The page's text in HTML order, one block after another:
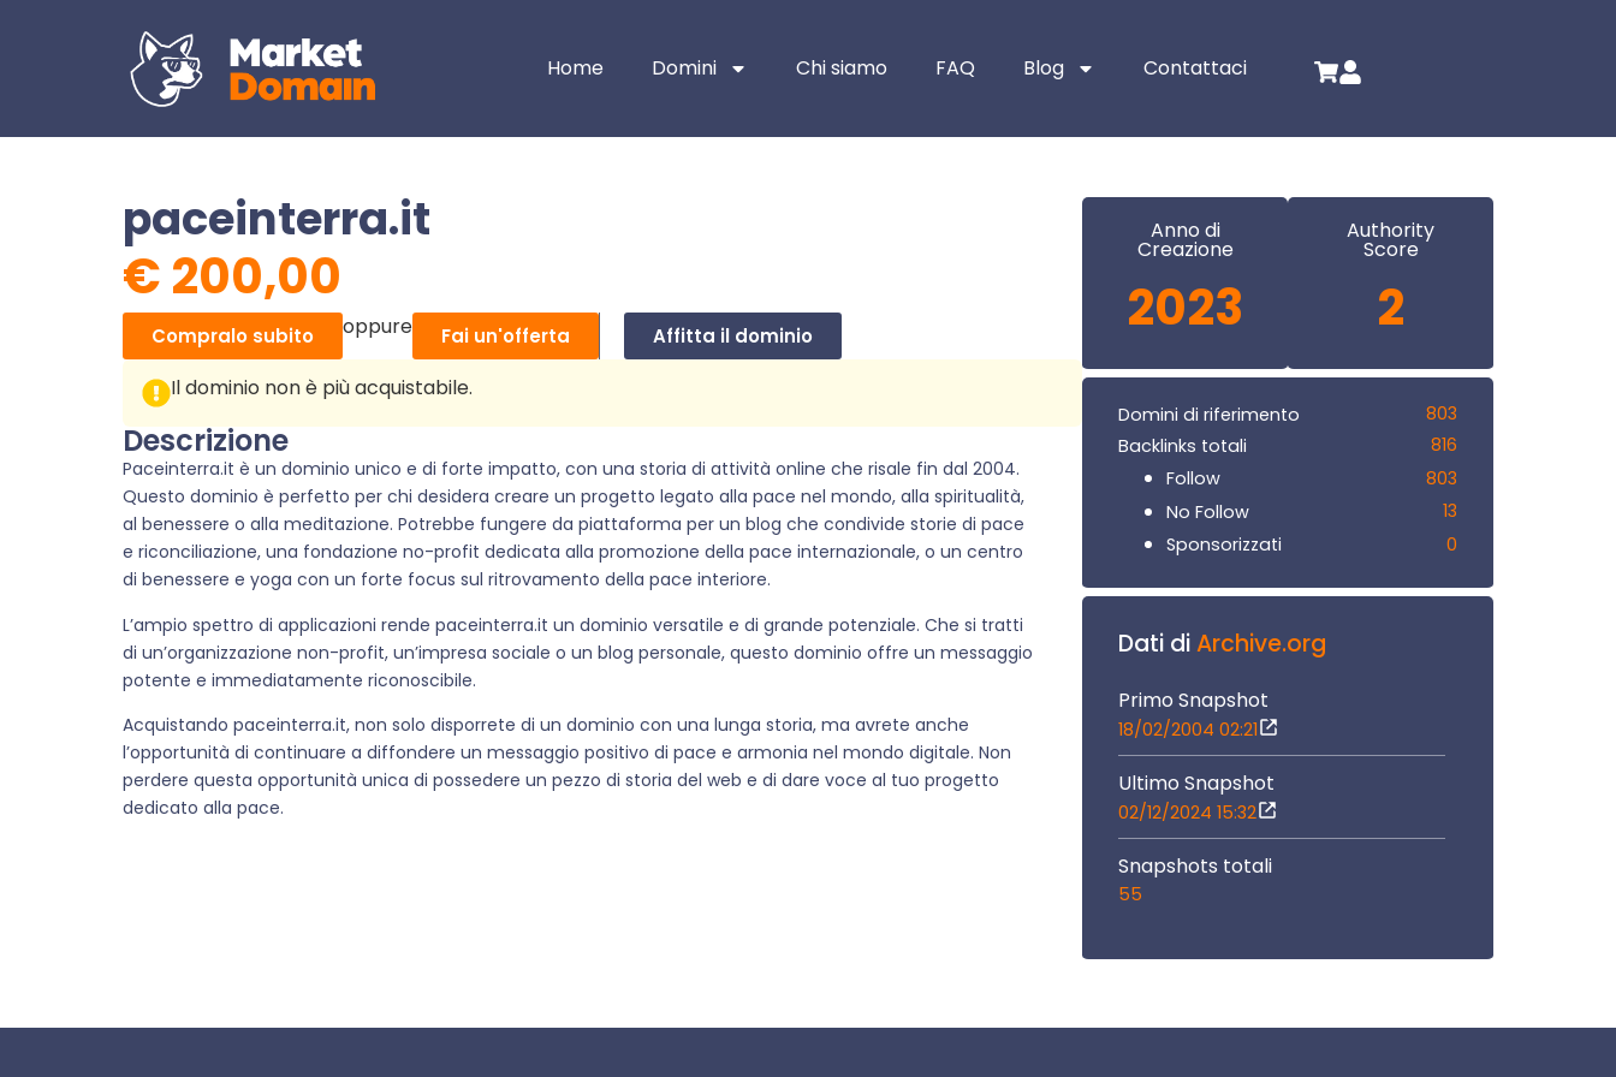
Home Domini Chi siamo FAQ Blog Contattaci
paceinterra.it
€200,00
Compralo subito oppure Fai un'offerta Affitta il dominio
Il dominio non è più acquistabile.
Descrizione
Paceinterra.it è un dominio unico e di forte impatto, con una storia di attività online che risale fin dal 2004.
Questo dominio è perfetto per chi desidera creare un progetto legato alla pace nel mondo, alla spiritualità,
al benessere o alla meditazione. Potrebbe fungere da piattaforma per un blog che condivide storie di pace
e riconciliazione, una fondazione no-profit dedicata alla promozione della pace internazionale, o un centro
di benessere e yoga con un forte focus sul ritrovamento della pace interiore.
L’ampio spettro di applicazioni rende paceinterra.it un dominio versatile e di grande potenziale. Che si tratti
di un’organizzazione non-profit, un’impresa sociale o un blog personale, questo dominio offre un messaggio
potente e immediatamente riconoscibile.
Acquistando paceinterra.it, non solo disporrete di un dominio con una lunga storia, ma avrete anche
l’opportunità di continuare a diffondere un messaggio positivo di pace e armonia nel mondo digitale. Non
perdere questa opportunità unica di possedere un pezzo di storia del web e di dare voce al tuo progetto
dedicato alla pace.
Anno di
Creazione
2023
Authority
Score
2
Domini di riferimento
803
Backlinks totali
816
Follow
803
No Follow
13
Sponsorizzati
0
Dati diArchive.org
Primo Snapshot
18/02/2004 02:21
Ultimo Snapshot
02/12/2024 15:32
Snapshots totali
55